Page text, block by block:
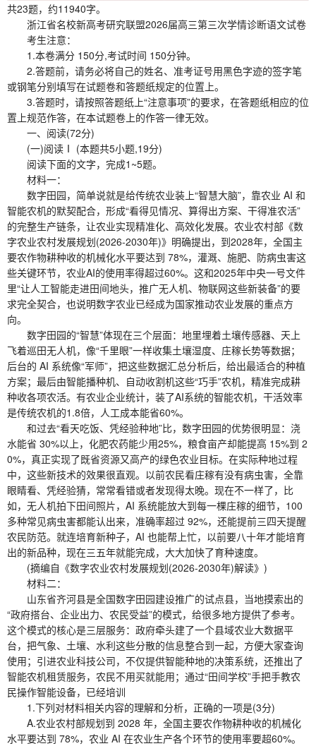
共23题，约11940字。
浙江省名校新高考研究联盟2026届高三第三次学情诊断语文试卷
考生注意：
1.本卷满分 150分,考试时间 150分钟。
2.答题前，请务必将自己的姓名、准考证号用黑色字迹的签字笔
或钢笔分别填写在试题卷和答题纸规定的位置上。
3.答题时，请按照答题纸上“注意事项”的要求，在答题纸相应的位
置上规范作答，在本试题卷上的作答一律无效。
一、阅读(72分)
(一)阅读Ⅰ (本题共5小题,19分)
阅读下面的文字，完成1~5题。
材料一：
数字田园，简单说就是给传统农业装上“智慧大脑”，靠农业 AI 和
智能农机的默契配合，形成“看得见情况、算得出方案、干得准农活”
的完整生产链条，让农业实现精准化、高效化发展。农业农村部《数
字农业农村发展规划(2026-2030年)》明确提出，到2028年，全国主
要农作物耕种收的机械化水平要达到 78%，灌溉、施肥、防病虫害这
些关键环节，农业AI的使用率得超过60%。这和2025年中央一号文件
里“让人工智能走进田间地头，推广无人机、物联网这些新装备”的要
求完全契合，也说明数字农业已经成为国家推动农业发展的重点方
向。
数字田园的“智慧”体现在三个层面：地里埋着土壤传感器、天上
飞着巡田无人机，像“千里眼”一样收集土壤湿度、庄稼长势等数据；
后台的 AI 系统像“军师”，把这些数据汇总分析后，给出最适合的种植
方案；最后由智能播种机、自动收割机这些“巧手”农机，精准完成耕
种收各项农活。有农业企业统计，装了AI系统的智能农机，干活效率
是传统农机的1.8倍，人工成本能省60%。
和过去“看天吃饭、凭经验种地”比，数字田园的优势很明显：浇
水能省 30%以上，化肥农药能少用25%，粮食亩产却能提高 15%到 2
0%，真正实现了既省资源又高产的绿色农业目标。在实际种地过程
中，这些新技术的效果很直观。以前农民看庄稼有没有病虫害，全靠
眼睛看、凭经验猜，常常看错或者发现得太晚。现在不一样了，比
如，无人机拍下田间照片，AI 系统能放大到每一棵庄稼的细节，100
多种常见病虫害都能认出来，准确率超过 92%，还能提前三四天提醒
农民防范。就连培育新种子，AI 也能帮上忙，以前要八十年才能培育
出的新品种，现在三五年就能完成，大大加快了育种速度。
(摘编自《数字农业农村发展规划(2026-2030年)解读》)
材料二：
山东省齐河县是全国数字田园建设推广的试点县，当地摸索出的
“政府搭台、企业出力、农民受益”的模式，给很多地方提供了参考。
这个模式的核心是三层服务：政府牵头建了一个县域农业大数据平
台，把气象、土壤、水利这些分散的信息整合到一起，方便大家查询
使用；引进农业科技公司，不仅提供智能种地的决策系统，还推出了
智能农机租赁服务，农民不用买就能用；通过“田间学校”手把手教农
民操作智能设备，已经培训
1.下列对材料相关内容的理解和分析，正确的一项是(3分)
A.农业农村部规划到 2028 年，全国主要农作物耕种收的机械化
水平要达到 78%，农业 AI 在农业生产各个环节的使用率要超60%。